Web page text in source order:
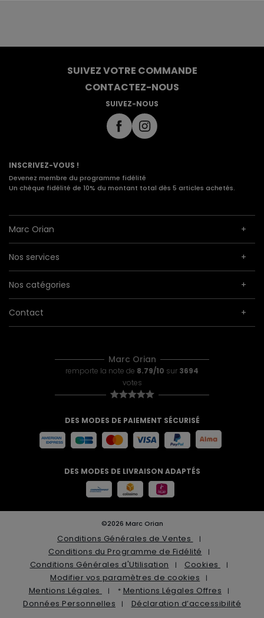
SUIVEZ VOTRE COMMANDE
CONTACTEZ-NOUS
SUIVEZ-NOUS
INSCRIVEZ-VOUS !
Devenez membre du programme fidélité
Un chèque fidélité de 10% du montant total dès 5 articles achetés.
Marc Orian
Nos services
Nos catégories
Contact
Marc Orian
remporte la note de 8.79/10 sur 3694
votes
DES MODES DE PAIEMENT SÉCURISÉ
DES MODES DE LIVRAISON ADAPTÉS
©2026 Marc Orian
Conditions Générales de Ventes
Conditions du Programme de Fidélité
Conditions Générales d'Utilisation
Cookies
Modifier vos paramètres de cookies
Mentions Légales
* Mentions Légales Offres
Données Personnelles
Déclaration d’accessibilité